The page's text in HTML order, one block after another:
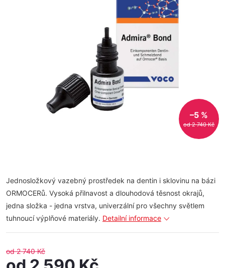
od 2 740 Kč
–5 %
Jednosložkový vazebný prostředek na dentin i sklovinu na bázi
ORMOCERů. Vysoká přilnavost a dlouhodová těsnost okrajů,
jedna složka - jedna vrstva, univerzální pro všechny světlem
tuhnoucí výplňové materiály. Detailní informace
od 2 740 Kč